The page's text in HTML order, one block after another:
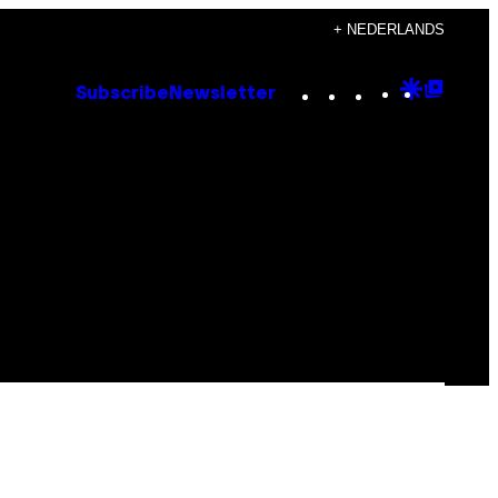
+ NEDERLANDS
Subscribe Newsletter Instagram
TikTok
YouTube
Google